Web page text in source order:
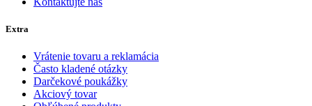
Extra
Vrátenie tovaru a reklamácia
Často kladené otázky
Darčekové poukážky
Akciový tovar